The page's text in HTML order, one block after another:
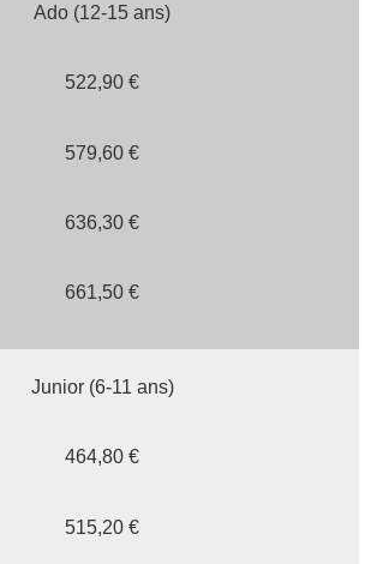
Ado (12-15 ans)
522,90 €
579,60 €
636,30 €
661,50 €
Junior (6-11 ans)
464,80 €
515,20 €